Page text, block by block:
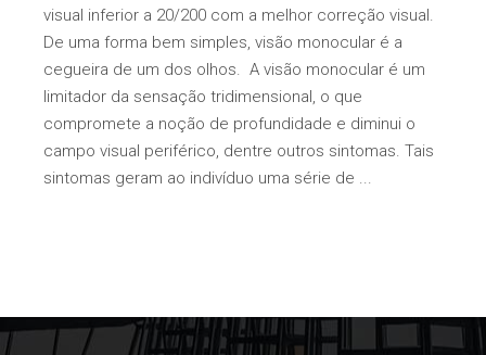
visual inferior a 20/200 com a melhor correção visual.
De uma forma bem simples, visão monocular é a
cegueira de um dos olhos. A visão monocular é um
limitador da sensação tridimensional, o que
compromete a noção de profundidade e diminui o
campo visual periférico, dentre outros sintomas. Tais
sintomas geram ao indivíduo uma série de